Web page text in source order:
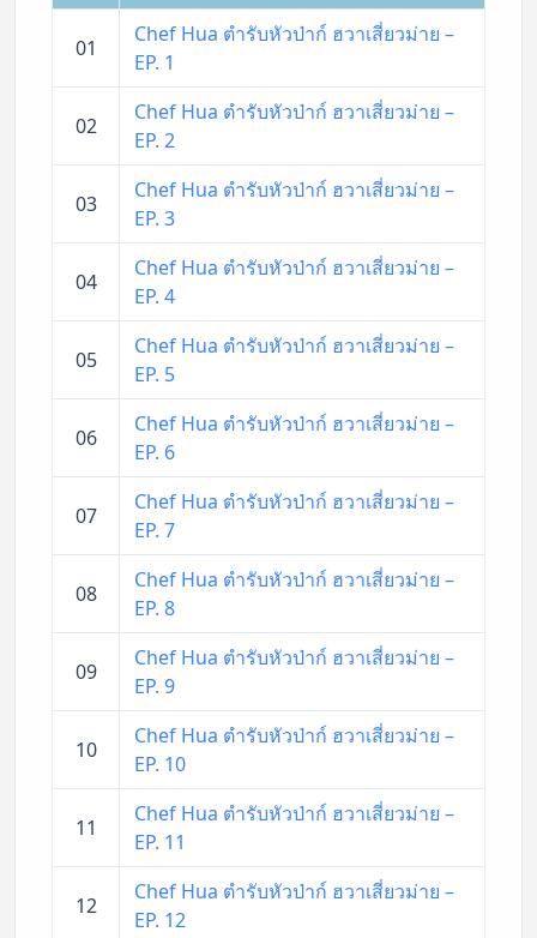
01
Chef Hua ตำรับหัวป่าก์ ฮวาเสี่ยวม่าย –
EP. 1
02
Chef Hua ตำรับหัวป่าก์ ฮวาเสี่ยวม่าย –
EP. 2
03
Chef Hua ตำรับหัวป่าก์ ฮวาเสี่ยวม่าย –
EP. 3
04
Chef Hua ตำรับหัวป่าก์ ฮวาเสี่ยวม่าย –
EP. 4
05
Chef Hua ตำรับหัวป่าก์ ฮวาเสี่ยวม่าย –
EP. 5
06
Chef Hua ตำรับหัวป่าก์ ฮวาเสี่ยวม่าย –
EP. 6
07
Chef Hua ตำรับหัวป่าก์ ฮวาเสี่ยวม่าย –
EP. 7
08
Chef Hua ตำรับหัวป่าก์ ฮวาเสี่ยวม่าย –
EP. 8
09
Chef Hua ตำรับหัวป่าก์ ฮวาเสี่ยวม่าย –
EP. 9
10
Chef Hua ตำรับหัวป่าก์ ฮวาเสี่ยวม่าย –
EP. 10
11
Chef Hua ตำรับหัวป่าก์ ฮวาเสี่ยวม่าย –
EP. 11
12
Chef Hua ตำรับหัวป่าก์ ฮวาเสี่ยวม่าย –
EP. 12